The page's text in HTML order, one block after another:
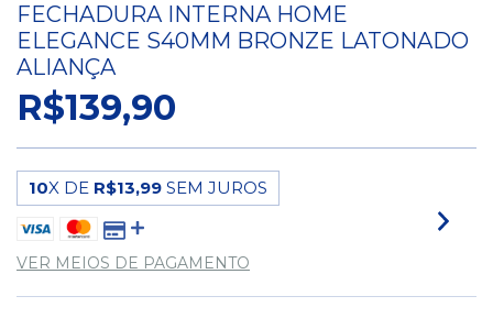
FECHADURA INTERNA HOME
ELEGANCE S40MM BRONZE LATONADO
ALIANÇA
R$139,90
10X DE R$13,99 SEM JUROS
VER MEIOS DE PAGAMENTO